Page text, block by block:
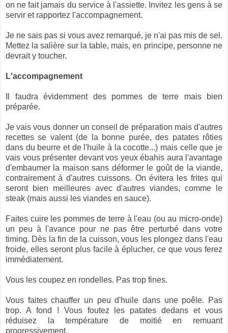
on ne fait jamais du service à l'assiette. Invitez les gens à se
servir et rapportez l'accompagnement.
Je ne sais pas si vous avez remarqué, je n'ai pas mis de sel.
Mettez la salière sur la table, mais, en principe, personne ne
devrait y toucher.
L'accompagnement
Il faudra évidemment des pommes de terre mais bien
préparée.
Je vais vous donner un conseil de préparation mais d'autres
recettes se valent (de la bonne purée, des patates rôties
dans du beurre et de l'huile à la cocotte...) mais celle que je
vais vous présenter devant vos yeux ébahis aura l'avantage
d'embaumer la maison sans déformer le goût de la viande,
contrairement à d'autres cuissons. On évitera les frites qui
seront bien meilleures avec d'autres viandes, comme le
steak (mais aussi les viandes en sauce).
Faites cuire les pommes de terre à l'eau (ou au micro-onde)
un peu à l'avance pour ne pas être perturbé dans votre
timing. Dès la fin de la cuisson, vous les plongez dans l'eau
froide, elles seront plus facile à éplucher, ce que vous ferez
immédiatement.
Vous les coupez en rondelles. Pas trop fines.
Vous faites chauffer un peu d'huile dans une poêle. Pas
trop. A fond ! Vous foutez les patates dedans et vous
réduisez la température de moitié en remuant
progressivement.